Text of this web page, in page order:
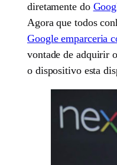
diretamente do
Agora que todos
Google emparceria
vontade de adquirir
o dispositivo esta